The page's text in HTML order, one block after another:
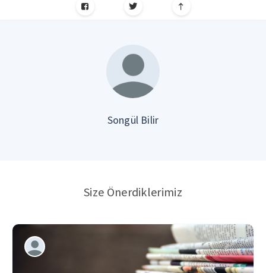
Songül Bilir
Size Önerdiklerimiz